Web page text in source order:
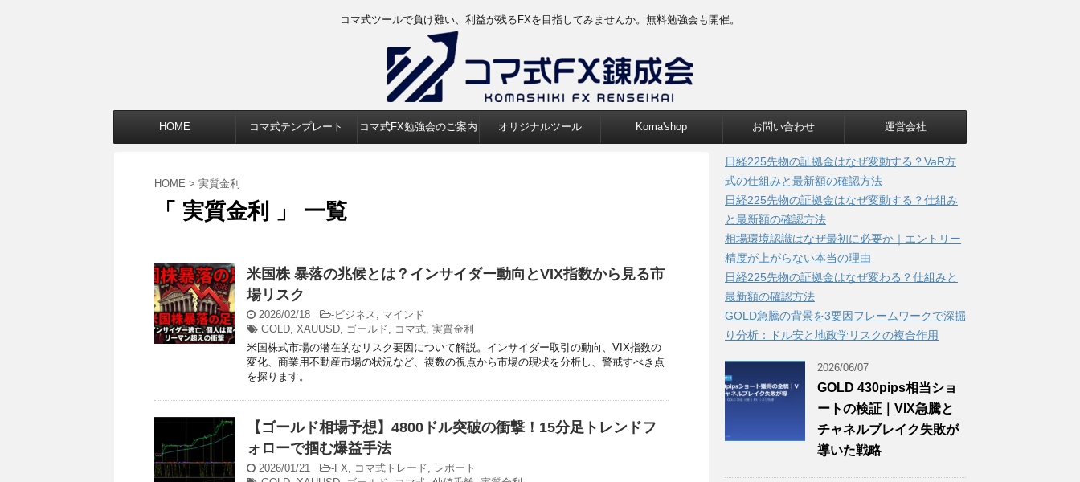
コマ式ツールで負け難い、利益が残るFXを目指してみませんか。無料勉強会も開催。
HOME コマ式テンプレート コマ式FX勉強会のご案内 オリジナルツール Koma'shop お問い合わせ 運営会社
HOME > 実質金利
「 実質金利 」 一覧
米国株 暴落の兆候とは？インサイダー動向とVIX指数から見る市
場リスク
2026/02/18 -ビジネス, マインド
GOLD, XAUUSD, ゴールド, コマ式, 実質金利
米国株式市場の潜在的なリスク要因について解説。インサイダー取引の動向、VIX指数の
変化、商業用不動産市場の状況など、複数の視点から市場の現状を分析し、警戒すべき点
を探ります。
【ゴールド相場予想】4800ドル突破の衝撃！15分足トレンドフ
ォローで掴む爆益手法
2026/01/21 -FX, コマ式トレード, レポート
日経225先物の証拠金はなぜ変動する？VaR方
式の仕組みと最新額の確認方法
日経225先物の証拠金はなぜ変動する？仕組み
と最新額の確認方法
相場環境認識はなぜ最初に必要か｜エントリー
精度が上がらない本当の理由
日経225先物の証拠金はなぜ変わる？仕組みと
最新額の確認方法
GOLD急騰の背景を3要因フレームワークで深掘
り分析：ドル安と地政学リスクの複合作用
2026/06/07
GOLD 430pips相当ショ
ートの検証｜VIX急騰と
チャネルブレイク失敗が
導いた戦略